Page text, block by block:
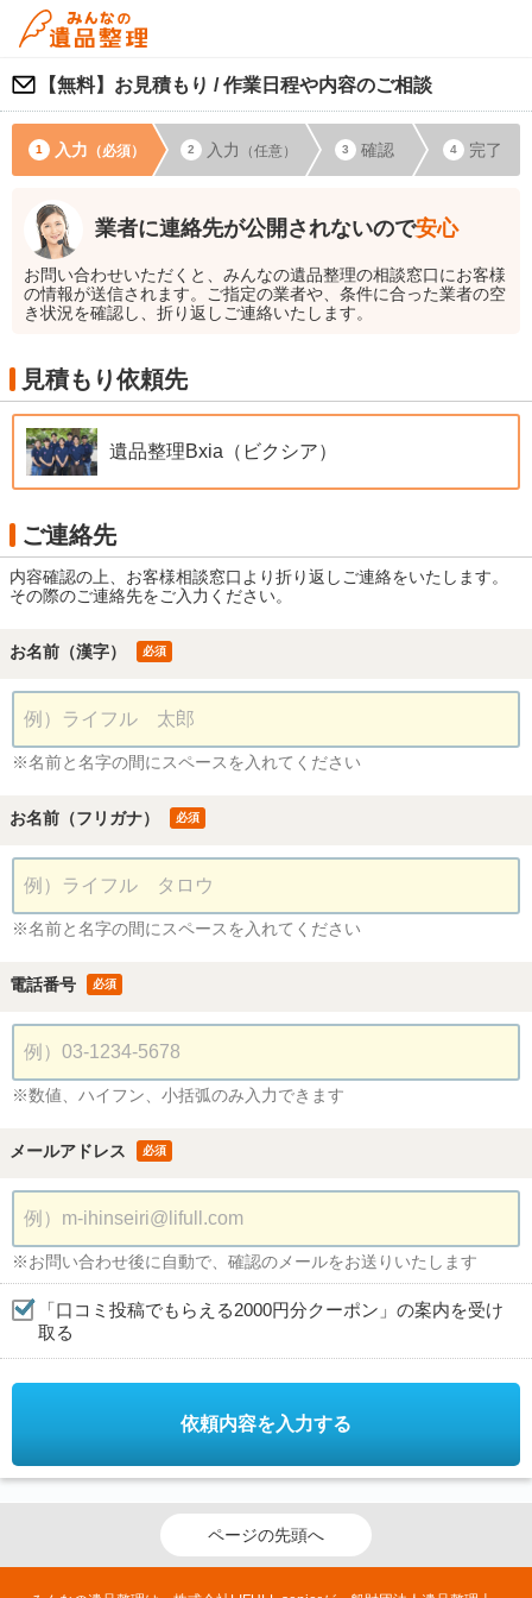
【無料】お見積もり / 作業日程や内容のご相談
入力 （必須） 入力 （任意） 確認 完了
業者に連絡先が公開されないので安心
お問い合わせいただくと、みんなの遺品整理の相談窓口にお客様
の情報が送信されます。ご指定の業者や、条件に合った業者の空
き状況を確認し、折り返しご連絡いたします。
見積もり依頼先
遺品整理Bxia（ビクシア）
ご連絡先
内容確認の上、お客様相談窓口より折り返しご連絡をいたします。
その際のご連絡先をご入力ください。
お名前（漢字） 必須
※名前と名字の間にスペースを入れてください
お名前（フリガナ） 必須
※名前と名字の間にスペースを入れてください
電話番号 必須
※数値、ハイフン、小括弧のみ入力できます
メールアドレス 必須
※お問い合わせ後に自動で、確認のメールをお送りいたします
「口コミ投稿でもらえる2000円分クーポン」の案内を受け
取る
依頼内容を入力する
ページの先頭へ